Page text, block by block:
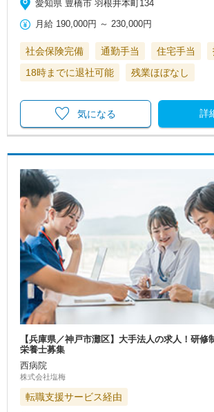
愛知県 豊橋市 羽根井本町134
月給 190,000円 ～ 230,000円
社会保険完備 通勤手当 住宅手当
18時までに退社可能
残業ほぼなし
詳
気になる
【兵庫県／神戸市灘区】大手法人の求人！研
栄養士募集
西病院
株式会社塩梅
転職支援サービス経由